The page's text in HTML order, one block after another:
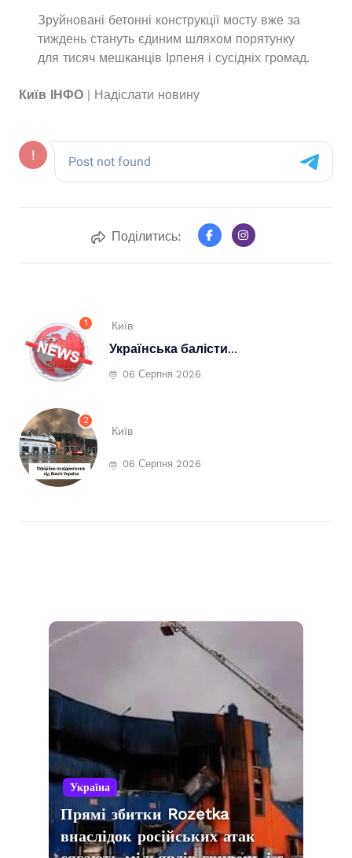
Зруйновані бетонні конструкції мосту вже за
тиждень стануть єдиним шляхом порятунку
для тисяч мешканців Ірпеня і сусідніх громад.
Київ ІНФО | Надіслати новину
Поділитись:
1 Київ
Українська балісти...
06 Серпня 2026
2
Київ
06 Серпня 2026
Україна
Прямі збитки Rozetka
внаслідок російських атак